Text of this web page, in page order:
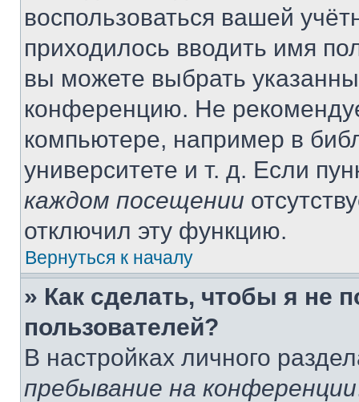
воспользоваться вашей
приходилось вводить имя
вы можете выбрать
конференцию. Не
компьютере, например в
университете и т. д. Если
каждом посещении
отключил эту функцию.
Вернуться к началу
» Как сделать, чтобы я не
пользователей?
В настройках личного
пребывание на конференции